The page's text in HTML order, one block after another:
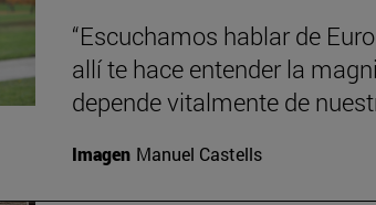
“Escuchamos hablar de
allí te hace entender la
depende vitalmente de
Imagen Manuel Castells